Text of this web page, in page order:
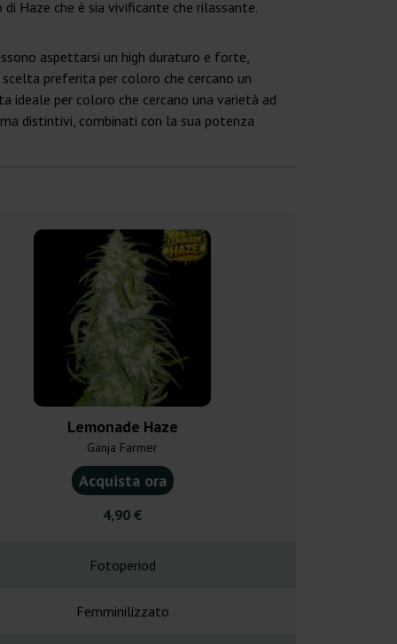
Haze che è sia vivificante che rilassante.
aspettarsi un high duraturo e forte,
preferita per coloro che cercano un
ideale per coloro che cercano una varietà ad
distintivi, combinati con la sua potenza
Lemonade Haze
Ganja Farmer
Acquista ora
4,90 €
Fotoperiod
Femminilizzato